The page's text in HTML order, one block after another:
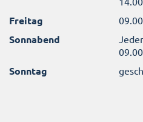
Freitag
Sonnabend
Sonntag